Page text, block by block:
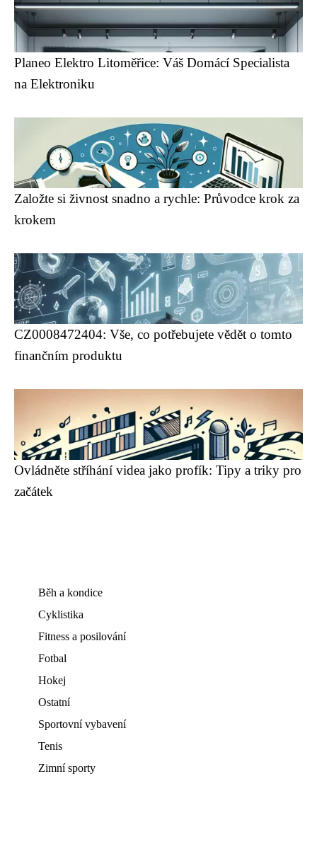
Planeo Elektro Litoměřice: Váš Domácí Specialista
na Elektroniku
Založte si živnost snadno a rychle: Průvodce krok za
krokem
CZ0008472404: Vše, co potřebujete vědět o tomto
finančním produktu
Ovládněte stříhání videa jako profík: Tipy a triky pro
začátek
Běh a kondice
Cyklistika
Fitness a posilování
Fotbal
Hokej
Ostatní
Sportovní vybavení
Tenis
Zimní sporty